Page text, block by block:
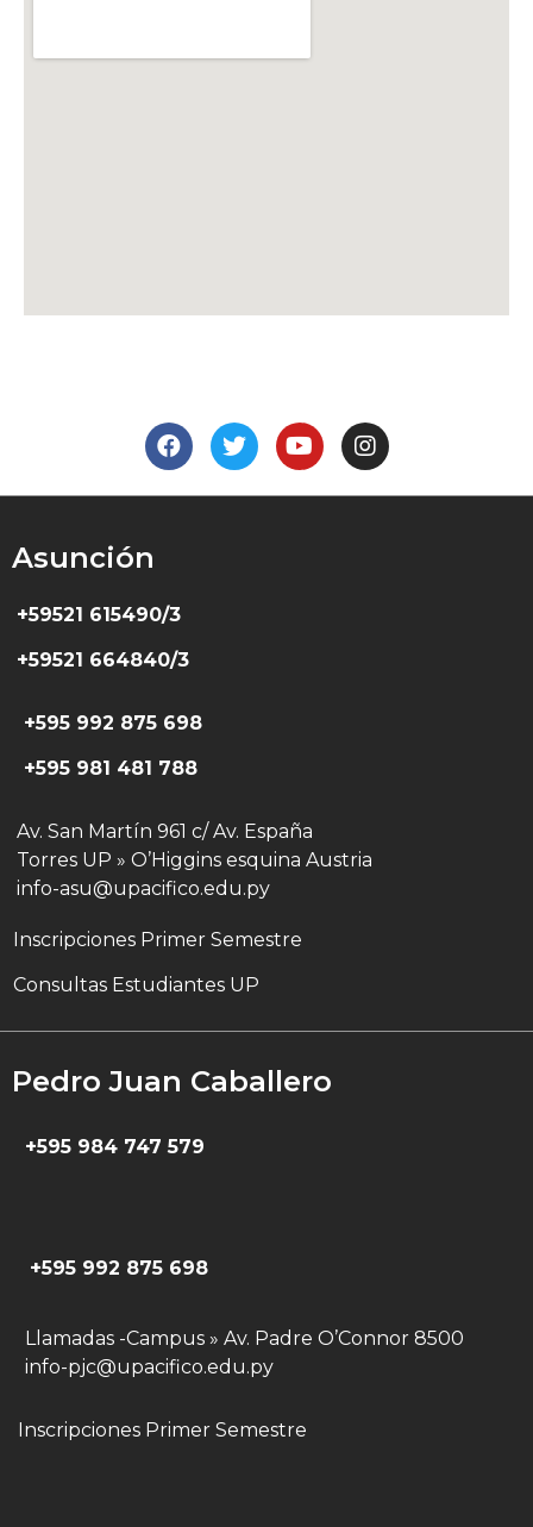
Asunción
+59521 615490/3
+59521 664840/3
+595 992 875 698
+595 981 481 788
Av. San Martín 961 c/ Av. España
Torres UP » O’Higgins esquina Austria
info-asu@upacifico.edu.py
Inscripciones Primer Semestre
Consultas Estudiantes UP
Pedro Juan Caballero
+595 984 747 579
+595 992 875 698
Llamadas -Campus » Av. Padre O’Connor 8500
info-pjc@upacifico.edu.py
Inscripciones Primer Semestre